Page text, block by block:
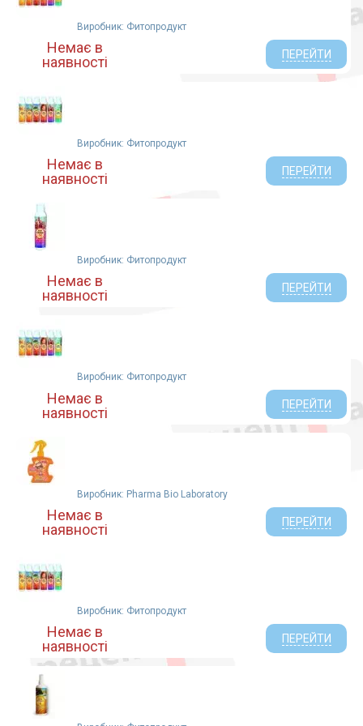
Виробник: Фитопродукт
Немає в
наявності
ПЕРЕЙТИ
Виробник: Фитопродукт
Немає в
наявності
ПЕРЕЙТИ
Виробник: Фитопродукт
Немає в
наявності
ПЕРЕЙТИ
Виробник: Фитопродукт
Немає в
наявності
ПЕРЕЙТИ
Виробник: Pharma Bio Laboratory
Немає в
наявності
ПЕРЕЙТИ
Виробник: Фитопродукт
Немає в
наявності
ПЕРЕЙТИ